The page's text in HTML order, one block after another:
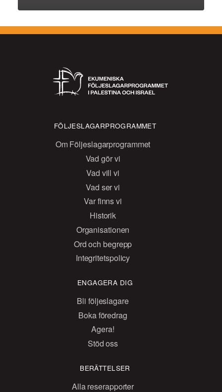
FÖLJESLAGARPROGRAMMET
Om Följeslagarprogrammet
Vad gör vi
Vad vill vi
Vad ser vi
Var finns vi
Historik
Organisationen
Ord och begrepp
Integritetspolicy
ENGAGERA DIG
Bli följeslagare
Boka föredrag
Agera!
Stöd oss
BERÄTTELSER
Alla reserapporter